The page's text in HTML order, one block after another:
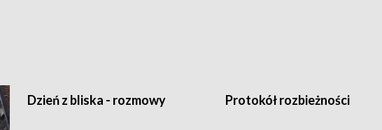
Dzień z bliska - rozmowy Protokół rozbieżności